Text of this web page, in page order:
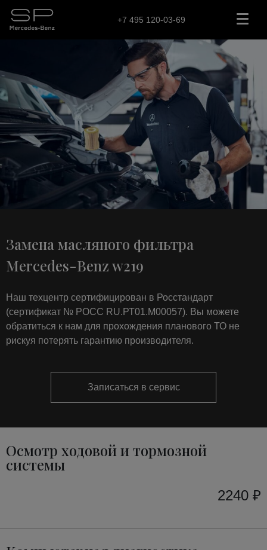
+7 495 120-03-69
Замена масляного фильтра
Mercedes-Benz w219
Наш техцентр сертифицирован в Росстандарт
(сертификат № РОСС RU.РТ01.М00057). Вы можете
обратиться к нам для прохождения планового ТО не
рискуя потерять гарантию производителя.
Записаться в сервис
Осмотр ходовой и тормозной
системы
2240 ₽